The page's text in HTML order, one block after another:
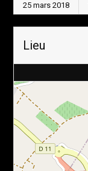
25 mars 2018
Lieu